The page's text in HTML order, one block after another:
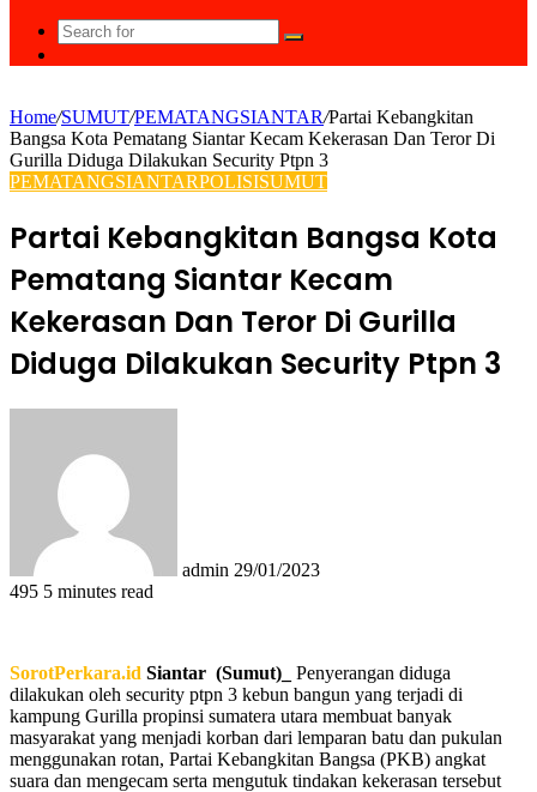
Search
for
Home/SUMUT/PEMATANGSIANTAR/Partai Kebangkitan
Bangsa Kota Pematang Siantar Kecam Kekerasan Dan Teror Di
Gurilla Diduga Dilakukan Security Ptpn 3
PEMATANGSIANTARPOLISISUMUT
Partai Kebangkitan Bangsa Kota
Pematang Siantar Kecam
Kekerasan Dan Teror Di Gurilla
Diduga Dilakukan Security Ptpn 3
admin 29/01/2023
495 5 minutes read
SorotPerkara.id Siantar (Sumut)_
Penyerangan diduga
dilakukan oleh security ptpn 3 kebun bangun yang terjadi di
kampung Gurilla propinsi sumatera utara membuat banyak
masyarakat yang menjadi korban dari lemparan batu dan pukulan
menggunakan rotan, Partai Kebangkitan Bangsa (PKB) angkat
suara dan mengecam serta mengutuk tindakan kekerasan tersebut